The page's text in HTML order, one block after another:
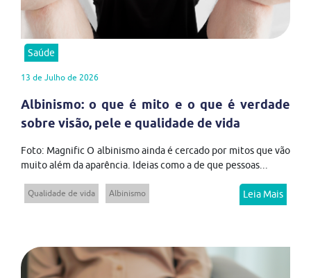
Saúde
13 de Julho de 2026
Albinismo: o que é mito e o que é verdade
sobre visão, pele e qualidade de vida
Foto: Magnific O albinismo ainda é cercado por mitos que vão
muito além da aparência. Ideias como a de que pessoas...
Qualidade de vida Albinismo Leia Mais